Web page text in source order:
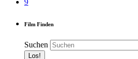
9
Film Finden
Suchen